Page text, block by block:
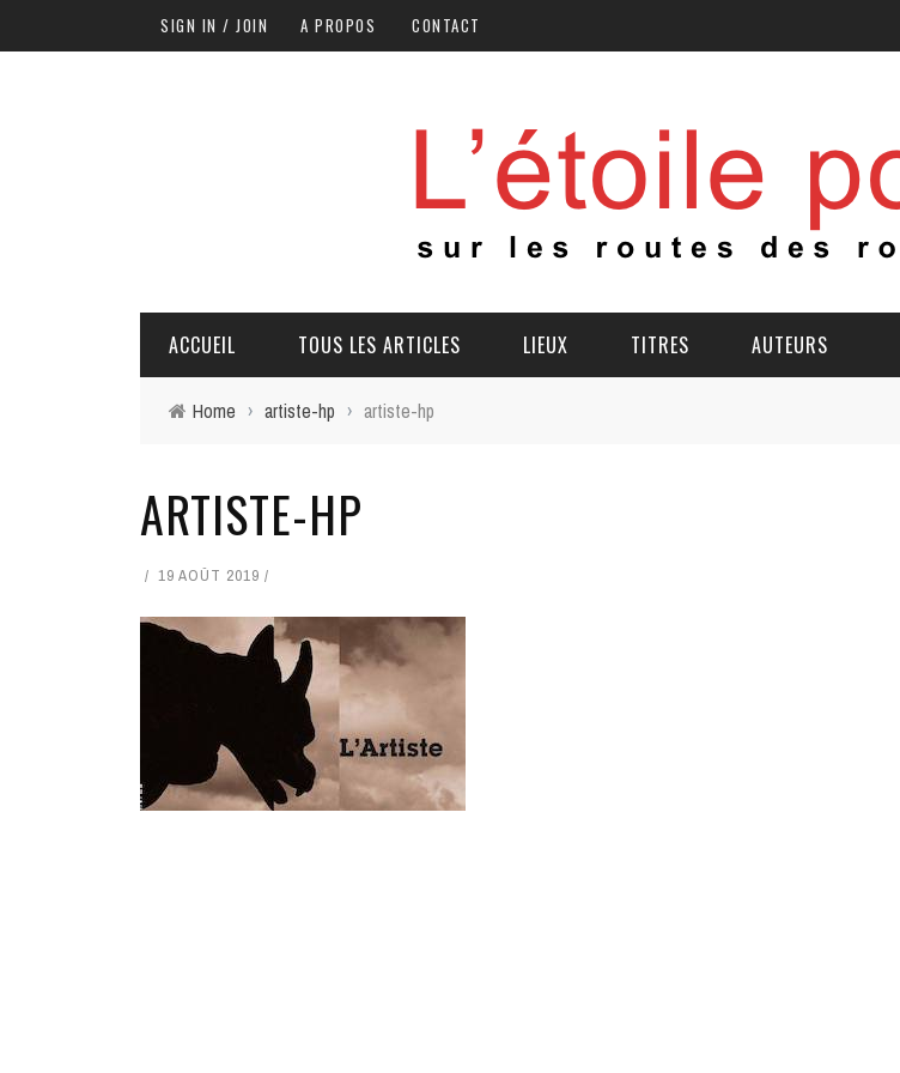
SIGN IN / JOIN A PROPOS CONTACT
ACCUEIL TOUS LES ARTICLES LIEUX TITRES AUTEURS
Home › artiste-hp › artiste-hp
ARTISTE-HP
19 AOÛT 2019